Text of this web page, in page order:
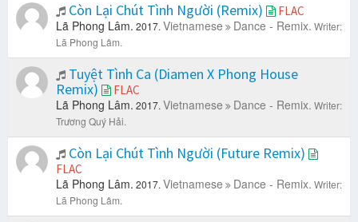
Còn Lại Chút Tình Người (Remix) FLAC
Lã Phong Lâm. 2017. Vietnamese Dance - Remix. Writer:
Lã Phong Lâm.
Tuyệt Tình Ca (Diamen X Phong House
Remix)
FLAC
Lã Phong Lâm. 2017. Vietnamese Dance - Remix. Writer:
Trương Quý Hải.
Còn Lại Chút Tình Người (Future Remix)
FLAC
Lã Phong Lâm. 2017. Vietnamese Dance - Remix. Writer:
Lã Phong Lâm.